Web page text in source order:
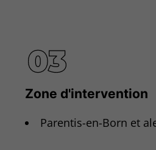
Zone d'intervention
Parentis-en-Born et